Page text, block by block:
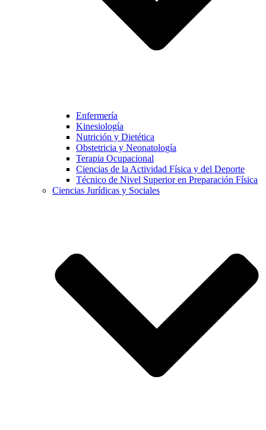
Enfermería
Kinesiología
Nutrición y Dietética
Obstetricia y Neonatología
Terapia Ocupacional
Ciencias de la Actividad Física y del Deporte
Técnico de Nivel Superior en Preparación Física
Ciencias Jurídicas y Sociales